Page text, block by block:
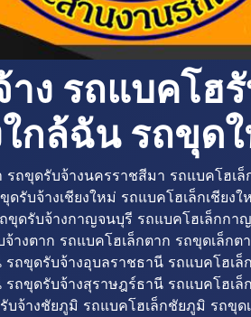
ง รถแบคโฮ
กล้ฉัน รถขุด
รถขุดรับจ้างนครราชสีมา รถแบคโฮ
ดรับจ้างเชียงใหม่ รถแบคโฮเล็กเชียง
ขุดรับจ้างกาญจนบุรี รถแบคโฮเล็กก
างตาก รถแบคโฮเล็กตาก รถขุดเล็ก
รถขุดรับจ้างอุบลราชธานี รถแบคโฮเ
รถขุดรับจ้างสุราษฎร์ธานี รถแบคโฮเ
บจ้างชัยภูมิ รถแบคโฮเล็กชัยภูมิ รถขุ